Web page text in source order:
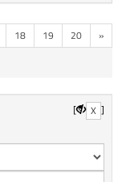
18 19 20 »
[ X ]